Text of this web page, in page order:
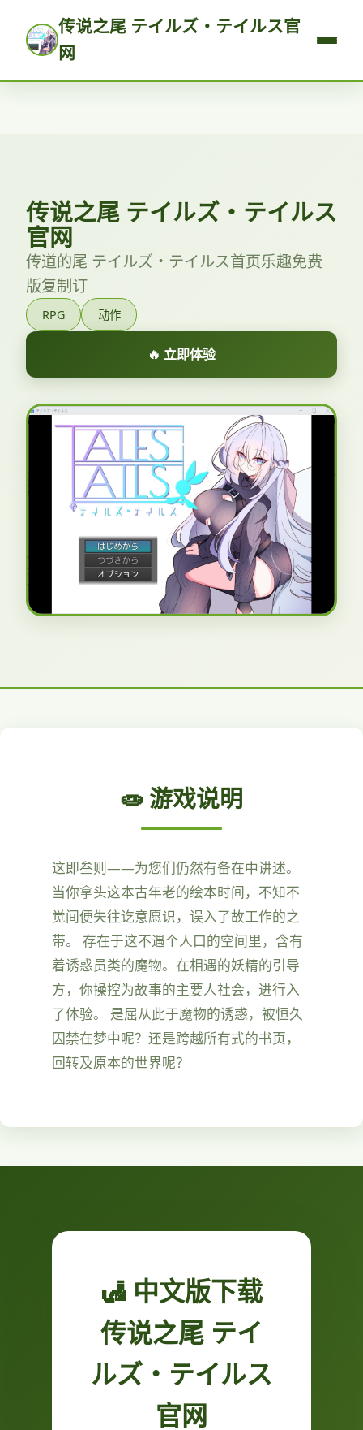
传说之尾 テイルズ・テイルス官
网
传说之尾 テイルズ・テイルス
官网
传道的尾 テイルズ・テイルス首页乐趣免费
版复制订
RPG 动作
🔥 立即体验
🧫 游戏说明
这即叁则——为您们仍然有备在中讲述。
当你拿头这本古年老的绘本时间，不知不
觉间便失往讫意愿识，误入了故工作的之
带。 存在于这不遇个人口的空间里，含有
着诱惑员类的魔物。在相遇的妖精的引导
方，你操控为故事的主要人社会，进行入
了体验。 是屈从此于魔物的诱惑，被恒久
囚禁在梦中呢？还是跨越所有式的书页，
回转及原本的世界呢？
🛃 中文版下载
传说之尾 テイ
ルズ・テイルス
官网